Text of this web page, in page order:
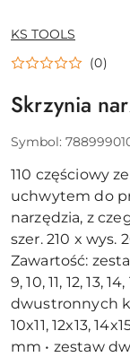
NAZWA
PRODUCENTA:
KS TOOLS
(0)
Skrzynia
Symbol:
110 częściowy
uchwytem do
narzędzia, z
szer. 210 x wys.
Zawartość:
9, 10, 11, 12, 13,
dwustronnych
10x11, 12x13,
mm • zestaw